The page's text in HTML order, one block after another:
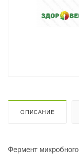
ОПИСАНИЕ
Фермент